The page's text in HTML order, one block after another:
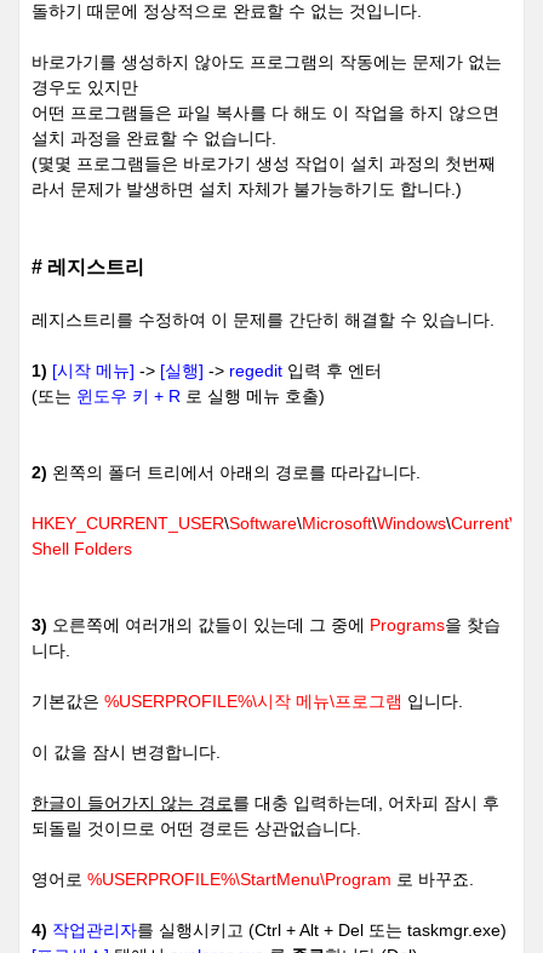
돌하기 때문에 정상적으로 완료할 수 없는 것입니다.
바로가기를 생성하지 않아도 프로그램의 작동에는 문제가 없는
경우도 있지만
어떤 프로그램들은 파일 복사를 다 해도 이 작업을 하지 않으면
설치 과정을 완료할 수 없습니다.
(몇몇 프로그램들은 바로가기 생성 작업이 설치 과정의 첫번째
라서 문제가 발생하면 설치 자체가 불가능하기도 합니다.)
# 레지스트리
레지스트리를 수정하여 이 문제를 간단히 해결할 수 있습니다.
1) [시작 메뉴] -> [실행] -> regedit 입력 후 엔터
(또는 윈도우 키 + R 로 실행 메뉴 호출)
2) 왼쪽의 폴더 트리에서 아래의 경로를 따라갑니다.
HKEY_CURRENT_USER\Software\Microsoft\Windows\
Shell Folders
3) 오른쪽에 여러개의 값들이 있는데 그 중에 Programs을 찾습
니다.
기본값은 %USERPROFILE%\시작 메뉴\프로그램 입니다.
이 값을 잠시 변경합니다.
한글이 들어가지 않는 경로를 대충 입력하는데, 어차피 잠시 후
되돌릴 것이므로 어떤 경로든 상관없습니다.
영어로 %USERPROFILE%\StartMenu\Program 로 바꾸죠.
4) 작업관리자를 실행시키고 (Ctrl + Alt + Del 또는 taskmgr.exe)